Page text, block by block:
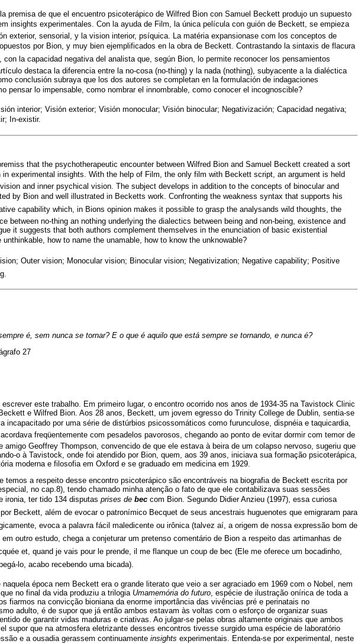
premisa de que el encuentro psicoterápico de Wilfred Bion con Samuel Beckett produjo un supuesto
insights experimentales. Con la ayuda de Film, la única película con guión de Beckett, se empieza
exterior, sensorial, y la vision interior, psíquica. La matéria expansionase com los conceptos de
por Bion, y muy bien ejemplificados en la obra de Beckett. Contrastando la sintaxis de flacura
la capacidad negativa del analista que, según Bion, lo permite reconocer los pensamientos
destaca la diferencia entre la no-cosa (no-thing) y la nada (nothing), subyacente a la dialéctica
conclusión subraya que los dos autores se completan en la formulación de indagaciones
pensar lo impensable, como nombrar el innombrable, como conocer el incognoscible?
interior; Visión exterior; Visión monocular; Visión binocular; Negativización; Capacidad negativa;
In-existir.
that the psychotherapeutic encounter between Wilfred Bion and Samuel Beckett created a sort
experimental insights. With the help of Film, the only film with Beckett script, an argument is held
and inner psychical vision. The subject develops in addition to the concepts of binocular and
by Bion and well illustrated in Becketts work. Confronting the weakness syntax that supports his
capability which, in Bions opinion makes it possible to grasp the analysands wild thoughts, the
between no-thing an nothing underlying the dialectics between being and non-being, existence and
it suggests that both authors complement themselves in the enunciation of basic existential
unthinkable, how to name the unamable, how to know the unknowable?
Outer vision; Monocular vision; Binocular vision; Negativization; Negative capability; Positive
é, sem nunca se tornar? E o que é aquilo que está sempre se tornando, e nunca é?
27
este trabalho. Em primeiro lugar, o encontro ocorrido nos anos de 1934-35 na Tavistock Clinic
e Wilfred Bion. Aos 28 anos, Beckett, um jovem egresso do Trinity College de Dublin, sentia-se
incapacitado por uma série de distúrbios psicossomáticos como furunculose, dispnéia e taquicardia,
freqüentemente com pesadelos pavorosos, chegando ao ponto de evitar dormir com temor de
amigo Geoffrey Thompson, convencido de que ele estava à beira de um colapso nervoso, sugeriu que
o à Tavistock, onde foi atendido por Bion, quem, aos 39 anos, iniciava sua formação psicoterápica,
moderna e filosofia em Oxford e se graduado em medicina em 1929.
temos a respeito desse encontro psicoterápico são encontráveis na biografia de Beckett escrita por
no cap.8), tendo chamado minha atenção o fato de que ele contabilizava suas sessões
ter tido 134 disputas prises de bec  com Bion. Segundo Didier Anzieu (1997), essa curiosa
Beckett, além de evocar o patronímico Becquet de seus ancestrais huguenotes que emigraram para
evoca a palavra fácil maledicente ou irônica (talvez aí, a origem de nossa expressão bom de
em outro estudo, chega a conjeturar um pretenso comentário de Bion a respeito das artimanhas de
et, quand je vais pour le prende, il me flanque un coup de bec (Ele me oferece um bocadinho,
lo, acabo recebendo uma bicada).
época nem Beckett era o grande literato que veio a ser agraciado em 1969 com o Nobel, nem
no final da vida produziu a trilogia Umamemória do futuro, espécie de ilustração onírica de toda a
fiarmos na convicção bioniana da enorme importância das vivências pré e perinatais no
adulto, é de supor que já então ambos estavam às voltas com o esforço de organizar suas
de garantir vidas maduras e criativas. Ao julgar-se pelas obras altamente originais que ambos
supor que na atmosfera eletrizante desses encontros tivesse surgido uma espécie de laboratório
e a ousadia gerassem continuamente insights experimentais. Entenda-se por experimental, neste